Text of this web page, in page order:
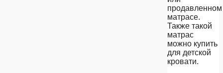
продавленном
матрасе.
Также такой
матрас
можно купить
для детской
кровати.